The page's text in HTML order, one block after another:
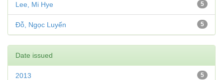
5
Lee, Mi Hye
5
Đỗ, Ngọc Luyến
Date issued
5
2013